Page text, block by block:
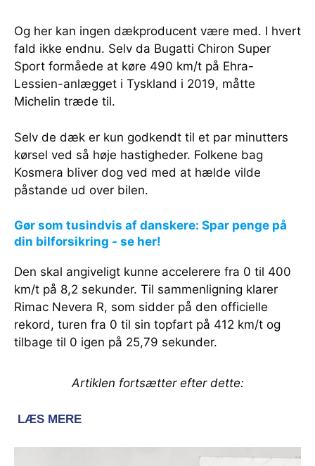
Og her kan ingen dækproducent være med. I hvert
fald ikke endnu. Selv da Bugatti Chiron Super
Sport formåede at køre 490 km/t på Ehra-
Lessien-anlægget i Tyskland i 2019, måtte
Michelin træde til.
Selv de dæk er kun godkendt til et par minutters
kørsel ved så høje hastigheder. Folkene bag
Kosmera bliver dog ved med at hælde vilde
påstande ud over bilen.
Gør som tusindvis af danskere: Spar penge på
din bilforsikring - se her!
Den skal angiveligt kunne accelerere fra 0 til 400
km/t på 8,2 sekunder. Til sammenligning klarer
Rimac Nevera R, som sidder på den officielle
rekord, turen fra 0 til sin topfart på 412 km/t og
tilbage til 0 igen på 25,79 sekunder.
Artiklen fortsætter efter dette: